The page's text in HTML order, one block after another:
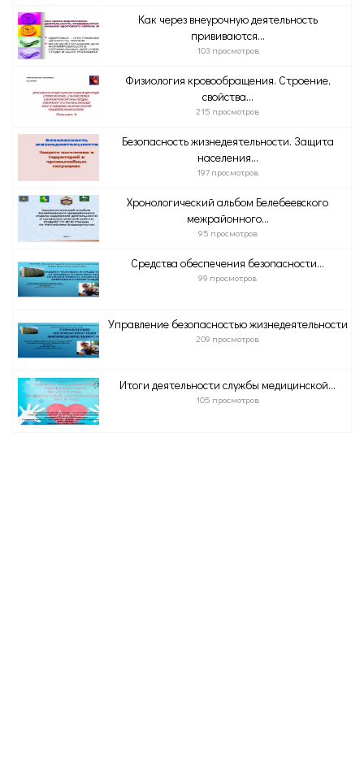
Как через внеурочную деятельность
прививаются...
103 просмотров
Физиология кровообращения. Строение,
свойства...
215 просмотров
Безопасность жизнедеятельности. Защита
населения...
197 просмотров
Хронологический альбом Белебеевского
межрайонного...
95 просмотров
Средства обеспечения безопасности...
99 просмотров
Управление безопасностью жизнедеятельности
209 просмотров
Итоги деятельности службы медицинской...
105 просмотров